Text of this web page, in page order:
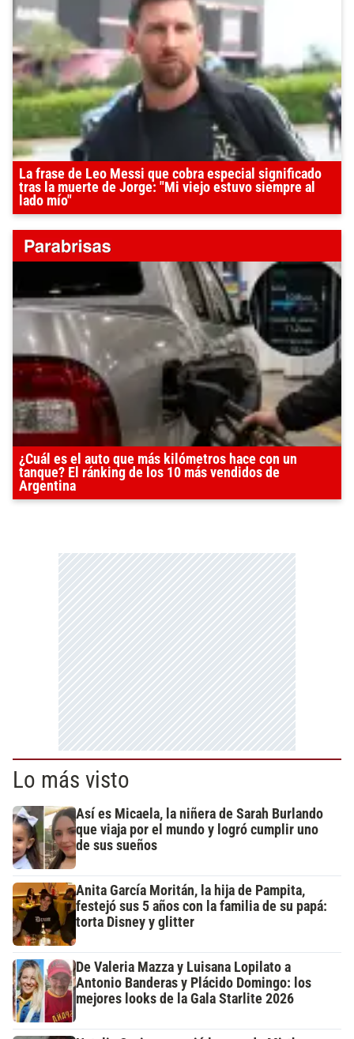
La frase de Leo Messi que cobra especial significado
tras la muerte de Jorge: "Mi viejo estuvo siempre al
lado mío"
¿Cuál es el auto que más kilómetros hace con un
tanque? El ránking de los 10 más vendidos de
Argentina
Lo más visto
Así es Micaela, la niñera de Sarah Burlando
que viaja por el mundo y logró cumplir uno
de sus sueños
Anita García Moritán, la hija de Pampita,
festejó sus 5 años con la familia de su papá:
torta Disney y glitter
De Valeria Mazza y Luisana Lopilato a
Antonio Banderas y Plácido Domingo: los
mejores looks de la Gala Starlite 2026